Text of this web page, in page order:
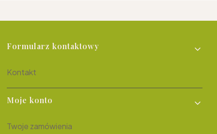
Linki w stopce
Formularz kontaktowy
Kontakt
Moje konto
Twoje zamówienia